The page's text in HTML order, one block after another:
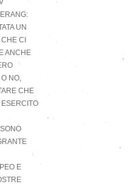
UN
CI
ANCHE
O NO,
CHE
ESERCITO
E